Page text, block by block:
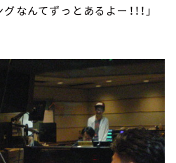
なんてずっとあるよー！！！」